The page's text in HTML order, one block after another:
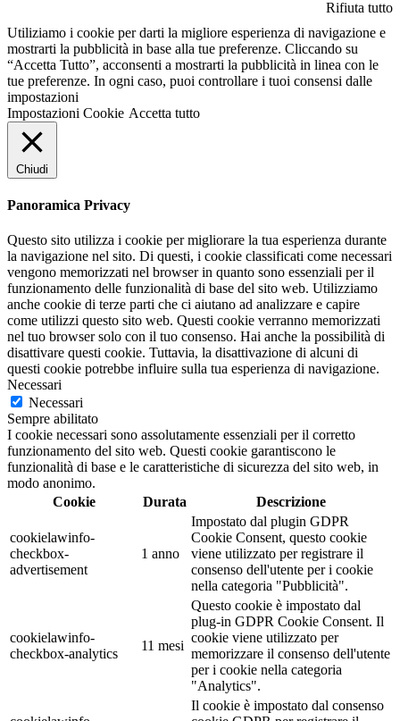
Rifiuta tutto
Utiliziamo i cookie per darti la migliore esperienza di navigazione e
mostrarti la pubblicità in base alla tue preferenze. Cliccando su
“Accetta Tutto”, acconsenti a mostrarti la pubblicità in linea con le
tue preferenze. In ogni caso, puoi controllare i tuoi consensi dalle
impostazioni
Impostazioni Cookie Accetta tutto
Chiudi
Panoramica Privacy
Questo sito utilizza i cookie per migliorare la tua esperienza durante
la navigazione nel sito. Di questi, i cookie classificati come necessari
vengono memorizzati nel browser in quanto sono essenziali per il
funzionamento delle funzionalità di base del sito web. Utilizziamo
anche cookie di terze parti che ci aiutano ad analizzare e capire
come utilizzi questo sito web. Questi cookie verranno memorizzati
nel tuo browser solo con il tuo consenso. Hai anche la possibilità di
disattivare questi cookie. Tuttavia, la disattivazione di alcuni di
questi cookie potrebbe influire sulla tua esperienza di navigazione.
Necessari
Necessari
Sempre abilitato
I cookie necessari sono assolutamente essenziali per il corretto
funzionamento del sito web. Questi cookie garantiscono le
funzionalità di base e le caratteristiche di sicurezza del sito web, in
modo anonimo.
Cookie
Durata Descrizione
cookielawinfo-
checkbox-
advertisement
1 anno
Impostato dal plugin GDPR
Cookie Consent, questo cookie
viene utilizzato per registrare il
consenso dell'utente per i cookie
nella categoria "Pubblicità".
cookielawinfo-
checkbox-analytics
11 mesi
Questo cookie è impostato dal
plug-in GDPR Cookie Consent. Il
cookie viene utilizzato per
memorizzare il consenso dell'utente
per i cookie nella categoria
"Analytics".
Il cookie è impostato dal consenso